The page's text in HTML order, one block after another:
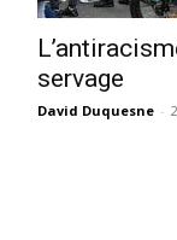
servage
David Duquesne -